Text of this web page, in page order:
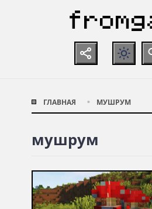
ГЛАВНАЯ МУШРУМ
мушрум